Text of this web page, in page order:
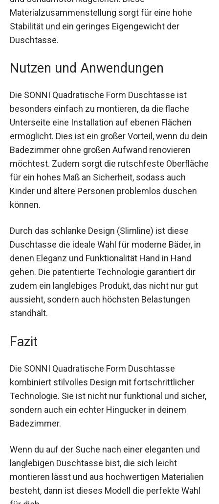
Materialzusammenstellung sorgt für eine hohe
Stabilität und ein geringes Eigengewicht der
Duschtasse.
Nutzen und Anwendungen
Die SONNI Quadratische Form Duschtasse ist
besonders einfach zu montieren, da die flache
Unterseite eine Installation auf ebenen Flächen
ermöglicht. Dies ist ein großer Vorteil, wenn du dein
Badezimmer ohne großen Aufwand renovieren
möchtest. Zudem sorgt die rutschfeste Oberfläche
für ein hohes Maß an Sicherheit, sodass auch
Kinder und ältere Personen problemlos duschen
können.
Durch das schlanke Design (Slimline) ist diese
Duschtasse die ideale Wahl für moderne Bäder, in
denen Eleganz und Funktionalität Hand in Hand
gehen. Die patentierte Technologie garantiert dir
zudem ein langlebiges Produkt, das nicht nur gut
aussieht, sondern auch höchsten Belastungen
standhält.
Fazit
Die SONNI Quadratische Form Duschtasse
kombiniert stilvolles Design mit fortschrittlicher
Technologie. Sie ist nicht nur funktional und sicher,
sondern auch ein echter Hingucker in deinem
Badezimmer.
Wenn du auf der Suche nach einer eleganten und
langlebigen Duschtasse bist, die sich leicht
montieren lässt und aus hochwertigen Materialien
besteht, dann ist dieses Modell die perfekte Wahl